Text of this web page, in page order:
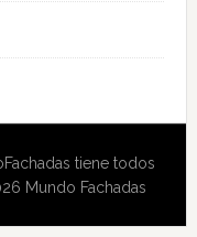
tiene todos
Mundo Fachadas